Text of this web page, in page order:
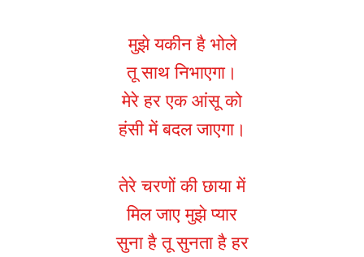
मुझे यकीन है भोले
तू साथ निभाएगा।
मेरे हर एक आंसू को
हंसी में बदल जाएगा।
तेरे चरणों की छाया में
मिल जाए मुझे प्यार
सुना है तू सुनता है हर